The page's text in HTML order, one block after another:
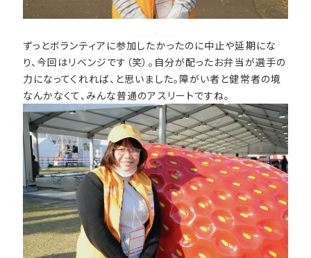
ずっとボランティアに参加したかったのに中止や延期にな
り、今回はリベンジです（笑）。自分が配ったお弁当が選手の
力になってくれれば、と思いました。障がい者と健常者の境
なんかなくて、みんな普通のアスリートですね。